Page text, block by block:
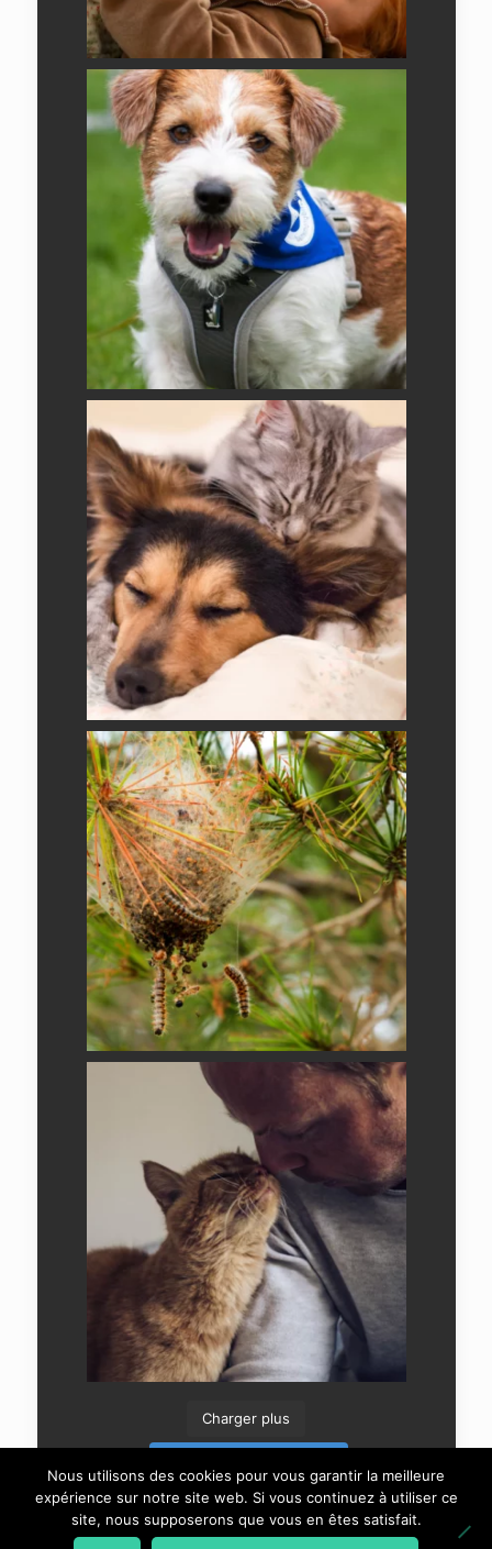
Charger plus
Nous utilisons des cookies pour vous garantir la meilleure
expérience sur notre site web. Si vous continuez à utiliser ce
site, nous supposerons que vous en êtes satisfait.